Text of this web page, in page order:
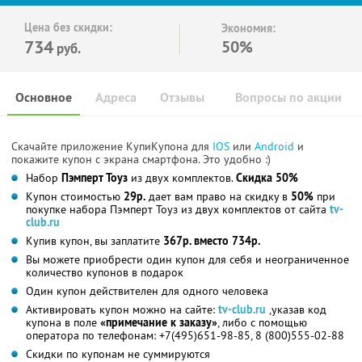
Цена без скидки:
734 руб.
Экономия:
50%
Основное Отзывы Вопросы по акции
Адреса
Скачайте приложение КупиКупона для IOS или Android и
покажите купон с экрана смартфона. Это удобно :)
Набор Пэмперт Тоуз из двух комплектов.Скидка 50%
Купон стоимостью 29р. дает вам право на скидку в 50% при
покупке набора Пэмперт Тоуз из двух комплектов от сайта tv-
club.ru
Купив купон, вы заплатите 367р. вместо 734р.
Вы можете приобрести один купон для себя и неограниченное
количество купонов в подарок
Один купон действителен для одного человека
Активировать купон можно на сайте: tv-club.ru ,указав код
купона в поле «примечание к заказу», либо с помощью
оператора по телефонам: +7(495)651-98-85, 8 (800)555-02-88
Скидки по купонам не суммируются